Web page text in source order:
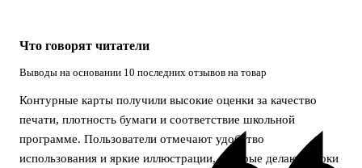
Что говорят читатели
Выводы на основании 10 последних отзывов на товар
Контурные карты получили высокие оценки за качество
печати, плотность бумаги и соответствие школьной
программе. Пользователи отмечают удобство
использования и яркие иллюстрации, которые делают уроки